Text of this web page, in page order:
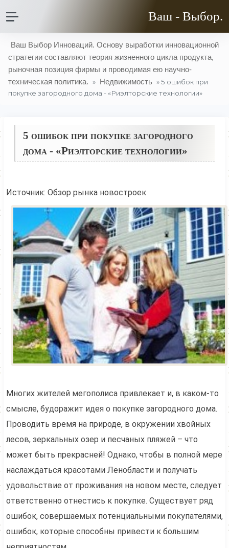
Ваш - Выбор.
Ваш Выбор Инноваций. Основу выработки инновационной
стратегии составляют теория жизненного цикла продукта,
рыночная позиция фирмы и проводимая ею научно-
техническая политика. » Недвижимость » 5 ошибок при
покупке загородного дома - «Риэлторские технологии»
5 ошибок при покупке загородного
дома - «Риэлторские технологии»
Источник: Обзор рынка новостроек
Многих жителей мегополиса привлекает и, в каком-то
смысле, будоражит идея о покупке загородного дома.
Проводить время на природе, в окружении хвойных
лесов, зеркальных озер и песчаных пляжей – что
может быть прекрасней! Однако, чтобы в полной мере
наслаждаться красотами Ленобласти и получать
удовольствие от проживания на новом месте, следует
ответственно отнестись к покупке. Существует ряд
ошибок, совершаемых потенциальными покупателями,
ошибок, которые способны привести к большим